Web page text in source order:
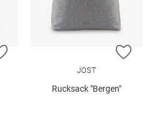
ZUR WUNSCHLISTE HINZUFÜGEN
ZUR
JOST
Rucksack "Bergen"